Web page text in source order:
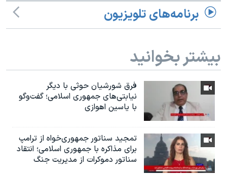
برنامه‌های تلویزیون
بیشتر بخوانید
فرق شورشیان حوثی با دیگر
نیابتی‌های جمهوری اسلامی؛ گفت‌وگو
با یاسین اهوازی
تمجید سناتور جمهوری‌خواه از ترامپ
برای مذاکره با جمهوری اسلامی؛ انتقاد
سناتور دموکرات از مدیریت جنگ